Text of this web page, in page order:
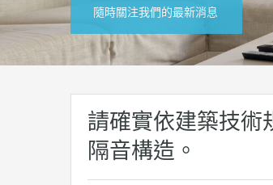
隨時關注我們的最新消息
請確實依建築技術
隔音構造。